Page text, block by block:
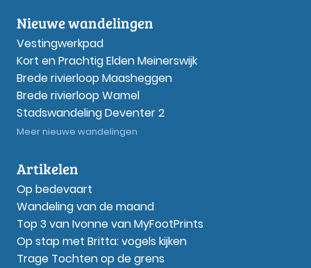
Nieuwe wandelingen
Vestingwerkpad
Kort en Prachtig Elden Meinerswijk
Brede rivierloop Maasheggen
Brede rivierloop Wamel
Stadswandeling Deventer 2
Meer nieuwe wandelingen
Artikelen
Op bedevaart
Wandeling van de maand
Top 3 van Ivonne van MyFootPrints
Op stap met Britta: vogels kijken
Trage Tochten op de grens